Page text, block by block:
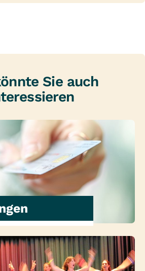
Sie auch